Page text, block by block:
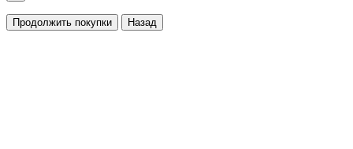
Продолжить покупки Назад